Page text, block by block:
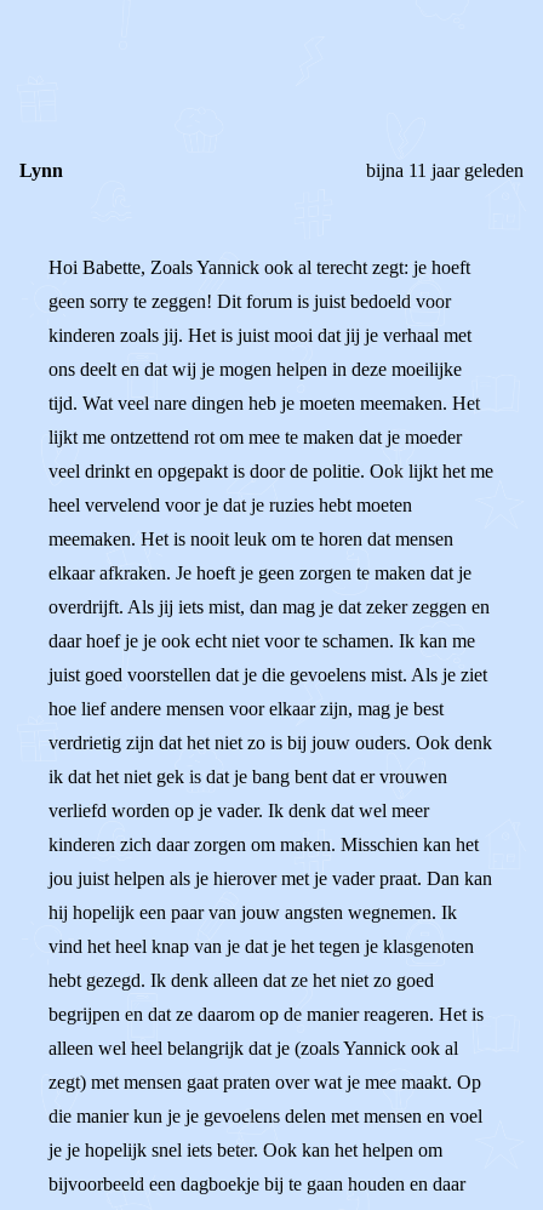
Lynn bijna 11 jaar geleden
Hoi Babette, Zoals Yannick ook al terecht zegt: je hoeft
geen sorry te zeggen! Dit forum is juist bedoeld voor
kinderen zoals jij. Het is juist mooi dat jij je verhaal met
ons deelt en dat wij je mogen helpen in deze moeilijke
tijd. Wat veel nare dingen heb je moeten meemaken. Het
lijkt me ontzettend rot om mee te maken dat je moeder
veel drinkt en opgepakt is door de politie. Ook lijkt het me
heel vervelend voor je dat je ruzies hebt moeten
meemaken. Het is nooit leuk om te horen dat mensen
elkaar afkraken. Je hoeft je geen zorgen te maken dat je
overdrijft. Als jij iets mist, dan mag je dat zeker zeggen en
daar hoef je je ook echt niet voor te schamen. Ik kan me
juist goed voorstellen dat je die gevoelens mist. Als je ziet
hoe lief andere mensen voor elkaar zijn, mag je best
verdrietig zijn dat het niet zo is bij jouw ouders. Ook denk
ik dat het niet gek is dat je bang bent dat er vrouwen
verliefd worden op je vader. Ik denk dat wel meer
kinderen zich daar zorgen om maken. Misschien kan het
jou juist helpen als je hierover met je vader praat. Dan kan
hij hopelijk een paar van jouw angsten wegnemen. Ik
vind het heel knap van je dat je het tegen je klasgenoten
hebt gezegd. Ik denk alleen dat ze het niet zo goed
begrijpen en dat ze daarom op de manier reageren. Het is
alleen wel heel belangrijk dat je (zoals Yannick ook al
zegt) met mensen gaat praten over wat je mee maakt. Op
die manier kun je je gevoelens delen met mensen en voel
je je hopelijk snel iets beter. Ook kan het helpen om
bijvoorbeeld een dagboekje bij te gaan houden en daar